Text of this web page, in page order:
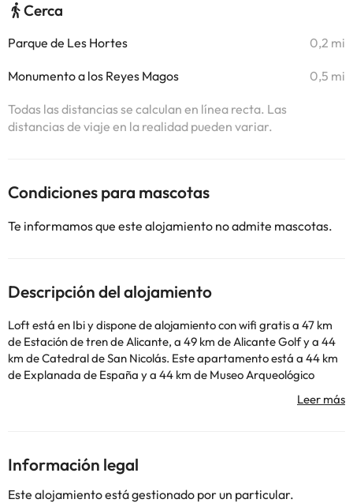
Cerca
Parque de Les Hortes 0,2 mi
Monumento a los Reyes Magos 0,5 mi
Todas las distancias se calculan en línea recta. Las
distancias de viaje en la realidad pueden variar.
Condiciones para mascotas
Te informamos que este alojamiento no admite mascotas.
Descripción del alojamiento
Loft está en Ibi y dispone de alojamiento con wifi gratis a 47 km
de Estación de tren de Alicante, a 49 km de Alicante Golf y a 44
km de Catedral de San Nicolás. Este apartamento está a 44 km
de Explanada de España y a 44 km de Museo Arqueológico
planta baja y dispone de 1 dormitorio, cocina bien equipada con
Contemporáneo está a 49 km del alojamiento. El aeropuerto
(Aeropuerto de Alicante – Elche Miguel Hernández) está a 50
km.
Información legal
Este alojamiento está gestionado por un particular.